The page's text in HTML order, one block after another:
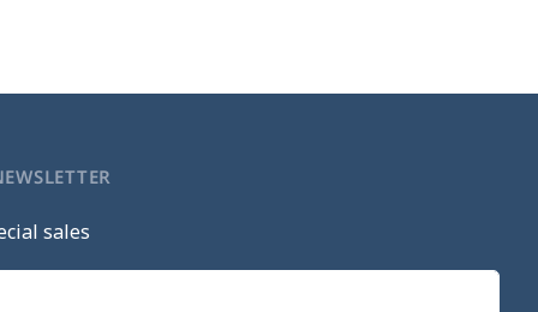
sales